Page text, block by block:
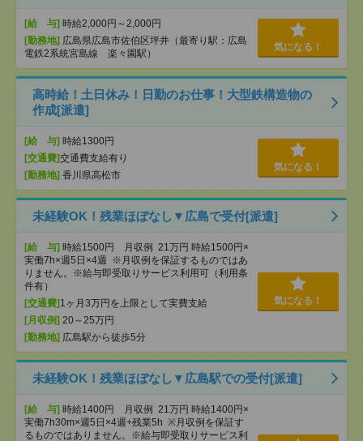
[給 与] 時給2,000円～2,000円
[勤務地] 広島県広島市佐伯区坪井（最寄り駅：広島
電鉄2系統宮島線 楽々園駅）
気になる！
高時給！土日休み！日勤のお仕事！大型鉄構造物の
作成[派遣]
[給 与] 時給1300円
[交通費]交通費支給有り
[勤務地] 香川県高松市
気になる！
未経験OK！残業ほぼなし▼広島で受付[派遣]
[給 与] 時給1500円 月収例 21万円 時給1500円×
実働7h×週5日×4週 ※月収例を保証するものではあ
りません。※給与即受取りサービス利用可（利用条
件有）
[交通費]1ヶ月3万円を上限として実費支給
[月収例] 20～25万円
[勤務地] 広島駅から徒歩5分
気になる！
未経験OK！残業ほぼなし▼広島駅での受付[派遣]
[給 与] 時給1400円 月収例 21万円 時給1400円×
実働7h30m×週5日×4週+残業5h ※月収例を保証す
るものではありません。※給与即受取りサービス利